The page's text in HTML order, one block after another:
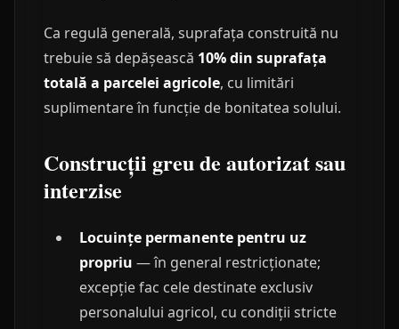
Ca regulă generală, suprafața construită nu
trebuie să depășească 10% din suprafața
totală a parcelei agricole, cu limitări
suplimentare în funcție de bonitatea solului.
Construcții greu de autorizat sau
interzise
Locuințe permanente pentru uz
propriu — în general restricționate;
excepție fac cele destinate exclusiv
personalului agricol, cu condiții stricte